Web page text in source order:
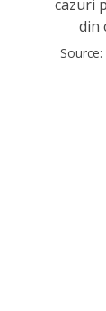
cazuri
din
Source: